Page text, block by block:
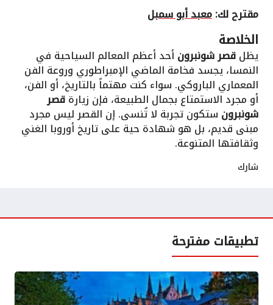
مقترح لك:معبد أبو سمبل
الخلاصة
يظلقصر شونبرون أحد أعظم المعالم السياحية في
النمسا، يجسد فخامة الماضي الإمبراطوري وروعة الفن
المعماري الباروكي. سواء كنت مهتماً بالتاريخ، أو الفن،
أو مجرد الاستمتاع بجمال الطبيعة، فإن زيارةقصر
شونبرون ستكون تجربة لا تُنسى. إن القصر ليس مجرد
مبنى قديم، بل هو شهادة حية على تاريخ أوروبا الغني
وثقافتها المتنوعة.
شارك
تطبيقات مفترحة